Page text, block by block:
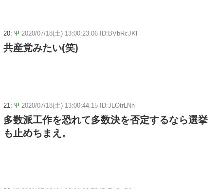
20: Ψ 2020/07/18(土) 13:00:23.06 ID:BVbRcJKl
共産党みたい(笑)
21: Ψ 2020/07/18(土) 13:00:44.15 ID:JLOtrLNn
多数派工作を恐れて多数決を否定するなら選挙
も止めちまえ。